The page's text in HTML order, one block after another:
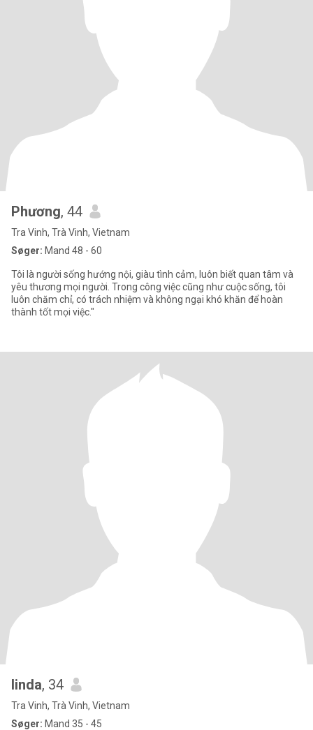
Phương, 44
Tra Vinh, Trà Vinh, Vietnam
Søger: Mand 48 - 60
Tôi là người sống hướng nội, giàu tình cảm, luôn biết quan tâm và
yêu thương mọi người. Trong công việc cũng như cuộc sống, tôi
luôn chăm chỉ, có trách nhiệm và không ngại khó khăn để hoàn
thành tốt mọi việc."
linda, 34
Tra Vinh, Trà Vinh, Vietnam
Søger: Mand 35 - 45